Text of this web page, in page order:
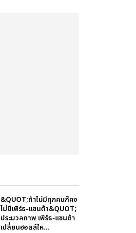
&QUOT;ถ้าไม่มีทุกคนก็คง
ไม่มีเพิร์ธ-แซนต้า&QUOT;
ประมวลภาพ เพิร์ธ-แซนต้า
เปลี่ยนฮอลล์ให...